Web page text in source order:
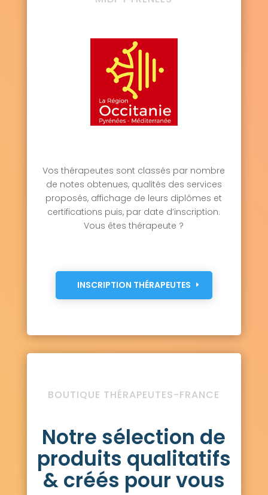
Vos thérapeutes sont classés par nombre
de notes obtenues, qualités des services
proposés, affichage de leurs diplômes et
certifications puis, par date d’inscription.
Vous êtes thérapeute ?
INSCRIPTION THÉRAPEUTES
BOUTIQUE THÉRAPEUTES-FRANCE
Notre sélection de
produits qualitatifs
& créés pour vous